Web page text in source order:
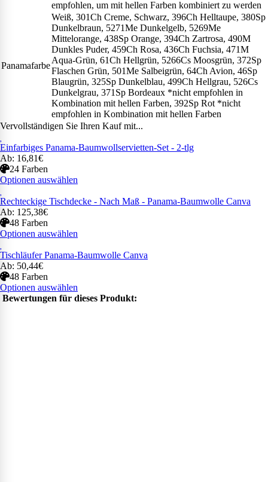
empfohlen, um mit hellen Farben kombiniert zu werden
Panamafarbe
Weiß, 301Ch Creme, Schwarz, 396Ch Helltaupe, 380Sp
Dunkelbraun, 5271Me Dunkelgelb, 5269Me
Mittelorange, 438Sp Orange, 394Ch Zartrosa, 490M
Dunkles Puder, 459Ch Rosa, 436Ch Fuchsia, 471M
Aqua-Grün, 61Ch Hellgrün, 5266Cs Moosgrün, 372Sp
Flaschen Grün, 501Me Salbeigrün, 64Ch Avion, 46Sp
Blaugrün, 325Sp Dunkelblau, 499Ch Hellgrau, 526Cs
Dunkelgrau, 371Sp Bordeaux *nicht empfohlen in
Kombination mit hellen Farben, 392Sp Rot *nicht
empfohlen in Kombination mit hellen Farben
Vervollständigen Sie Ihren Kauf mit...
Einfarbiges Panama-Baumwollservietten-Set - 2-tlg
Ab: 16,81€
24 Farben
Optionen auswählen
Rechteckige Tischdecke - Nach Maß - Panama-Baumwolle Canva
Ab: 125,38€
48 Farben
Optionen auswählen
Tischläufer Panama-Baumwolle Canva
Ab: 50,44€
48 Farben
Optionen auswählen
Bewertungen für dieses Produkt: